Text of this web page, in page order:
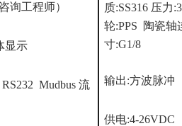
询工程师）
显示
RS232 Mudbus 流
质:SS316 压力
轮:PPS 陶瓷轴
寸:G1/8
输出:方波脉冲
供电:4-26VDC